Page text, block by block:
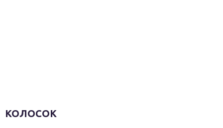
КОЛОСОК